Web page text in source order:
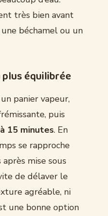
très bien avant
béchamel ou un
plus équilibrée
panier vapeur,
puis
15 minutes. En
se rapproche
mise sous
de délaver le
agréable, ni
une bonne option